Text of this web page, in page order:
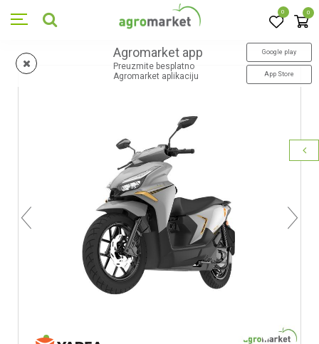
0 0
Agromarket app
Preuzmite besplatno
Agromarket aplikaciju
Google play
App Store
1 11 12